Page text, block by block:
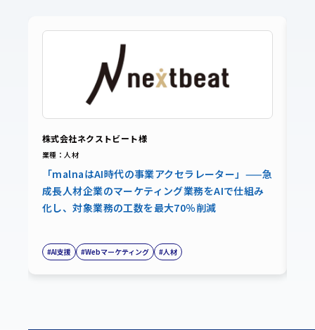
株式会社ネクストビート様
業種：人材
「malnaはAI時代の事業アクセラレーター」——急
成長人材企業のマーケティング業務をAIで仕組み
化し、対象業務の工数を最大70％削減
#AI支援 #Webマーケティング #人材